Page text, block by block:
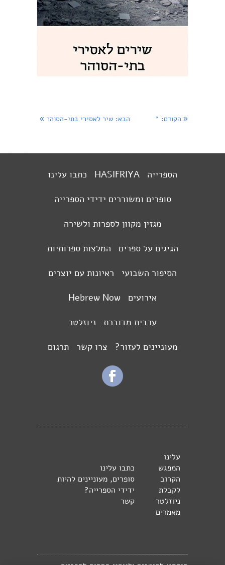
« הקודם: * הבא: שיר לאסירי בתי-הסוהר »
הספרייה HASIFRIYA כתבו עלינו
סופרים ומשוררים ידידי הספרייה
מגזין מקוון לספרות ולשירה
הגיגים על ספרים המלצות ספרותיות
הסיפור השבועי ראיונות עם יוצרים
אירועים Hebrew Now
ערבית מדוברת ניוזלטר
מעוניינים לעזור? צרו קשר תרגום
עלינו
המפגש
הקרוב
לקבלת
ניוזלטר
מאמרים
כתבו עלינו
סופרים, מעוניינים להיות
ידידי הספרייה?
קשר